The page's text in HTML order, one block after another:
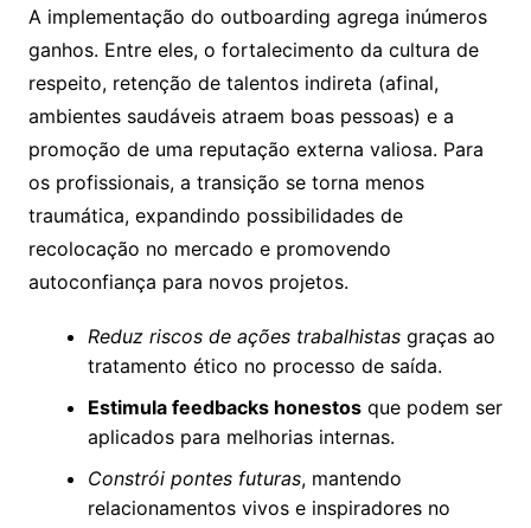
A implementação do outboarding agrega inúmeros
ganhos. Entre eles, o fortalecimento da cultura de
respeito, retenção de talentos indireta (afinal,
ambientes saudáveis atraem boas pessoas) e a
promoção de uma reputação externa valiosa. Para
os profissionais, a transição se torna menos
traumática, expandindo possibilidades de
recolocação no mercado e promovendo
autoconfiança para novos projetos.
Reduz riscos de ações trabalhistasgraças ao
tratamento ético no processo de saída.
Estimula feedbacks honestosque podem ser
aplicados para melhorias internas.
Constrói pontes futuras, mantendo
relacionamentos vivos e inspiradores no